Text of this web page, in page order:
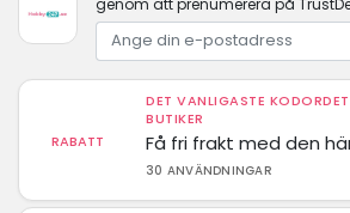
RABATT
DET VANLIGASTE
BUTIKER
Få fri frakt med den
30 ANVÄNDNINGAR